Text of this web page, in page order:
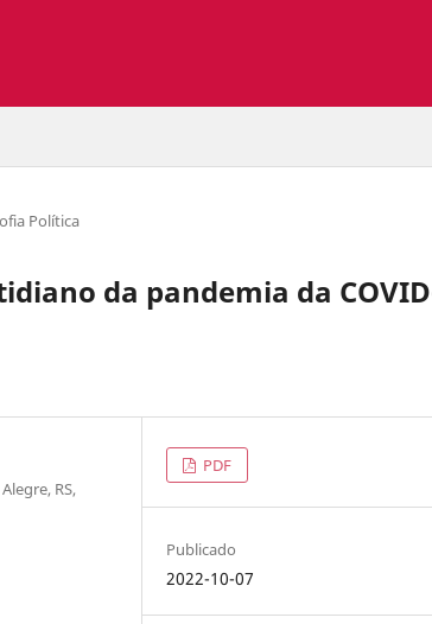
Política
da pandemia da
RS,
PDF
Publicado
2022-10-07